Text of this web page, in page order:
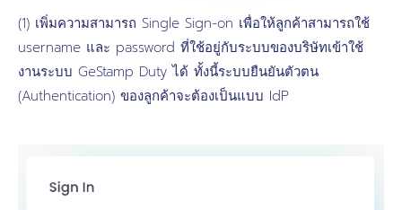
(1) เพิ่มความสามารถ Single Sign-on เพื่อให้ลูกค้าสามารถใช้
username และ password ที่ใช้อยู่กับระบบของบริษัทเข้าใช้
งานระบบ GeStamp Duty ได้ ทั้งนี้ระบบยืนยันตัวตน
(Authentication) ของลูกค้าจะต้องเป็นแบบ IdP